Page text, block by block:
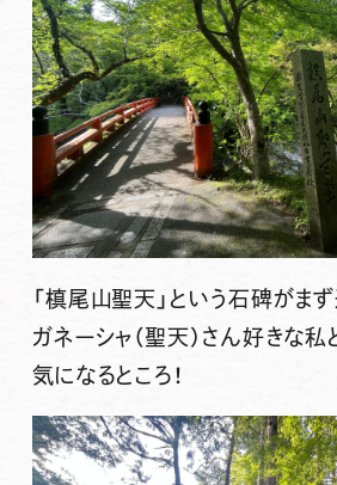
「槙尾山聖天」という石碑がまず
ガネーシャ（聖天）さん好きな私
気になるところ！